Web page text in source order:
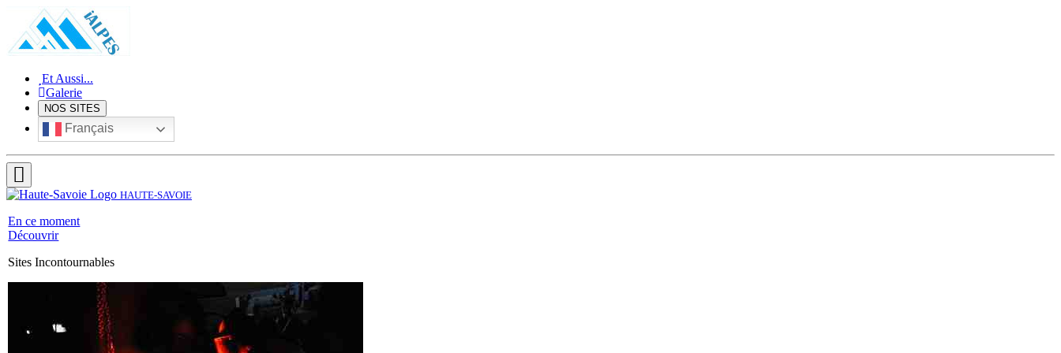
Et Aussi...
Galerie
NOS SITES
Français
HAUTE-SAVOIE
En ce moment
Découvrir
Sites Incontournables